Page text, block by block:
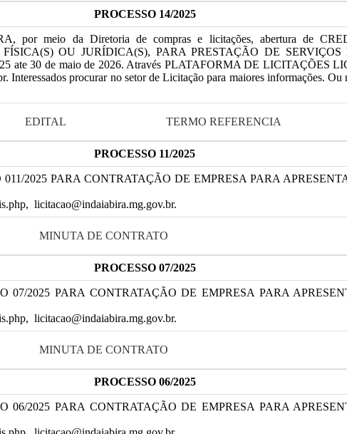
PROCESSO 14/2025
por meio da Diretoria de compras e licitações, abertura de
OU JURÍDICA(S), PARA PRESTAÇÃO DE
ate 30 de maio de 2026. Através PLATAFORMA DE LICITAÇÕES
procurar no setor de Licitação para maiores informações.
EDITAL TERMO REFERENCIA
PROCESSO 11/2025
2025 PARA CONTRATAÇÃO DE EMPRESA PARA
licitacao@indaiabira.mg.gov.br.
MINUTA DE CONTRATO
PROCESSO 07/2025
07/2025 PARA CONTRATAÇÃO DE EMPRESA PARA
licitacao@indaiabira.mg.gov.br.
MINUTA DE CONTRATO
PROCESSO 06/2025
2025 PARA CONTRATAÇÃO DE EMPRESA PARA